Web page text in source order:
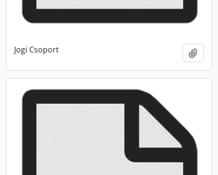
Jogi Csoport